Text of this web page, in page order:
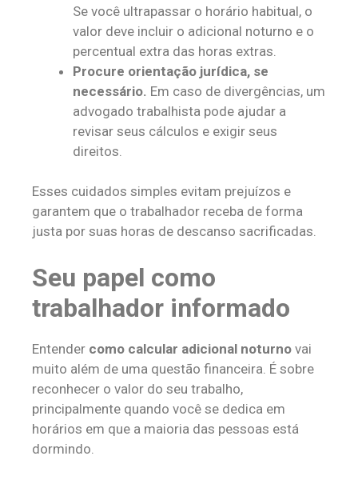
Se você ultrapassar o horário habitual, o
valor deve incluir o adicional noturno e o
percentual extra das horas extras.
Procure orientação jurídica, se
necessário. Em caso de divergências, um
advogado trabalhista pode ajudar a
revisar seus cálculos e exigir seus
direitos.
Esses cuidados simples evitam prejuízos e
garantem que o trabalhador receba de forma
justa por suas horas de descanso sacrificadas.
Seu papel como
trabalhador informado
Entender como calcular adicional noturno vai
muito além de uma questão financeira. É sobre
reconhecer o valor do seu trabalho,
principalmente quando você se dedica em
horários em que a maioria das pessoas está
dormindo.